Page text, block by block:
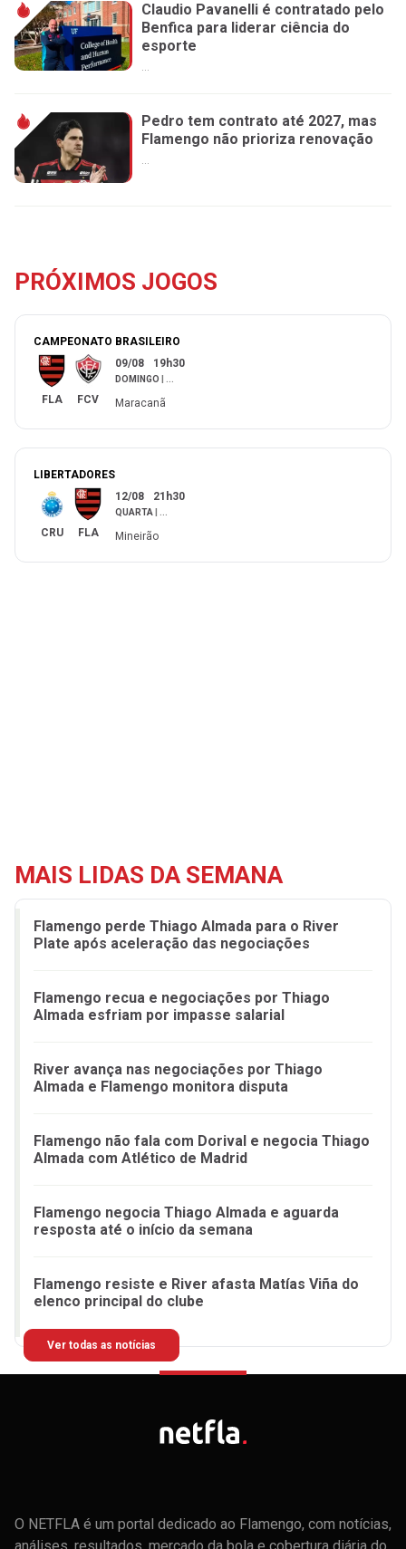
Claudio Pavanelli é contratado pelo
Benfica para liderar ciência do
esporte
...
Pedro tem contrato até 2027, mas
Flamengo não prioriza renovação
...
PRÓXIMOS JOGOS
CAMPEONATO BRASILEIRO
FLA FCV
09/08 19h30
DOMINGO
Maracanã
LIBERTADORES
CRU FLA
12/08 21h30
QUARTA
Mineirão
MAIS LIDAS DA SEMANA
Flamengo perde Thiago Almada para o River
Plate após aceleração das negociações
Flamengo recua e negociações por Thiago
Almada esfriam por impasse salarial
River avança nas negociações por Thiago
Almada e Flamengo monitora disputa
Flamengo não fala com Dorival e negocia Thiago
Almada com Atlético de Madrid
Flamengo negocia Thiago Almada e aguarda
resposta até o início da semana
Flamengo resiste e River afasta Matías Viña do
elenco principal do clube
Ver todas as notícias
O NETFLA é um portal dedicado ao Flamengo, com notícias,
análises, resultados, mercado da bola e cobertura diária do